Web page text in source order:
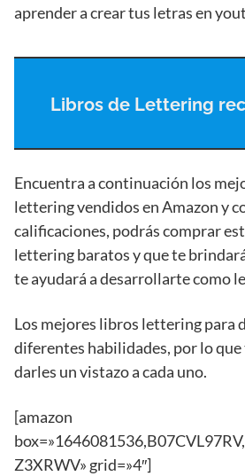
aprender a crear tus letras en
Libros de Lettering
Encuentra a continuación los
lettering vendidos en Amazon y
calificaciones, podrás comprar
lettering baratos y que te
te ayudará a desarrollarte como
Los mejores libros lettering para
diferentes habilidades, por lo
darles un vistazo a cada uno.
[amazon
Z3XRWV» grid=»4″]